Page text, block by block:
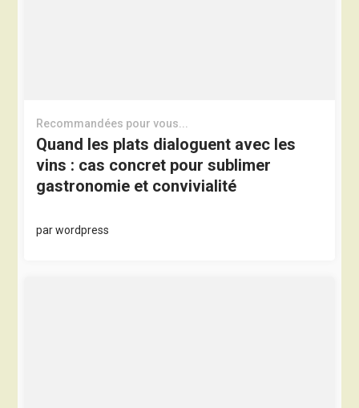
Recommandées pour vous...
Quand les plats dialoguent avec les
vins : cas concret pour sublimer
gastronomie et convivialité
parwordpress